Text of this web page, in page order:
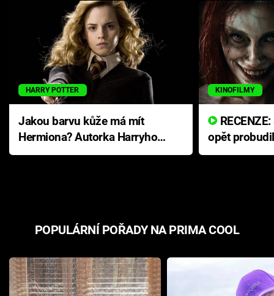
HARRY POTTER
Jakou barvu kůže má mít
Hermiona? Autorka Harryho
Pottera přišla s ráznou
KINOFILMY
opět
přichází s
POPULÁRNÍ POŘADY NA PRIMA COOL